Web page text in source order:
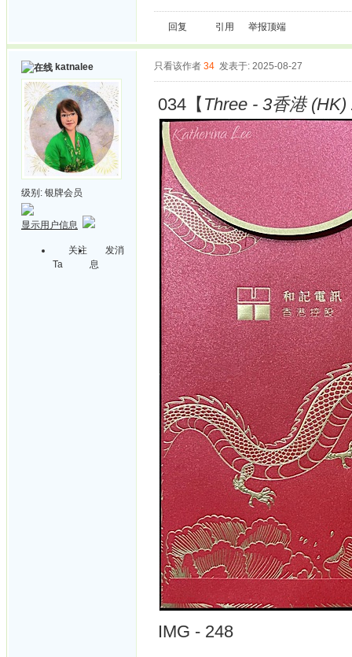
回复 引用 举报顶端
katnalee
级别: 银牌会员
显示用户信息
关注
Ta
发消
息
只看该作者 34 发表于: 2025-08-27
034【 Three - 3香港
IMG - 248